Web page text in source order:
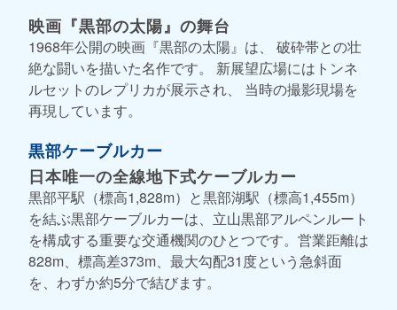
映画『黒部の太陽』の舞台
1968年公開の映画『黒部の太陽』は、 破砕帯との壮
絶な闘いを描いた名作です。 新展望広場にはトンネ
ルセットのレプリカが展示され、 当時の撮影現場を
再現しています。
黒部ケーブルカー
日本唯一の全線地下式ケーブルカー
黒部平駅（標高1,828m）と黒部湖駅（標高1,455m）
を結ぶ黒部ケーブルカーは、立山黒部アルペンルート
を構成する重要な交通機関のひとつです。営業距離は
828m、標高差373m、最大勾配31度という急斜面
を、わずか約5分で結びます。